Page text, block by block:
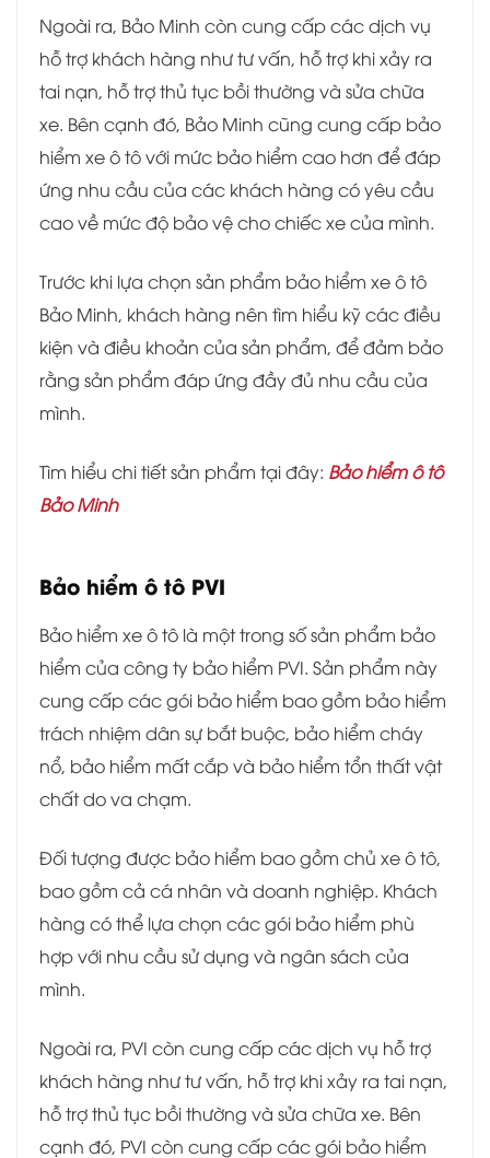
Ngoài ra, Bảo Minh còn cung cấp các dịch vụ
hỗ trợ khách hàng như tư vấn, hỗ trợ khi xảy ra
tai nạn, hỗ trợ thủ tục bồi thường và sửa chữa
xe. Bên cạnh đó, Bảo Minh cũng cung cấp bảo
hiểm xe ô tô với mức bảo hiểm cao hơn để đáp
ứng nhu cầu của các khách hàng có yêu cầu
cao về mức độ bảo vệ cho chiếc xe của mình.
Trước khi lựa chọn sản phẩm bảo hiểm xe ô tô
Bảo Minh, khách hàng nên tìm hiểu kỹ các điều
kiện và điều khoản của sản phẩm, để đảm bảo
rằng sản phẩm đáp ứng đầy đủ nhu cầu của
mình.
Tìm hiểu chi tiết sản phẩm tại đây: Bảo hiểm ô tô
Bảo Minh
Bảo hiểm ô tô PVI
Bảo hiểm xe ô tô là một trong số sản phẩm bảo
hiểm của công ty bảo hiểm PVI. Sản phẩm này
cung cấp các gói bảo hiểm bao gồm bảo hiểm
trách nhiệm dân sự bắt buộc, bảo hiểm cháy
nổ, bảo hiểm mất cắp và bảo hiểm tổn thất vật
chất do va chạm.
Đối tượng được bảo hiểm bao gồm chủ xe ô tô,
bao gồm cả cá nhân và doanh nghiệp. Khách
hàng có thể lựa chọn các gói bảo hiểm phù
hợp với nhu cầu sử dụng và ngân sách của
mình.
Ngoài ra, PVI còn cung cấp các dịch vụ hỗ trợ
khách hàng như tư vấn, hỗ trợ khi xảy ra tai nạn,
hỗ trợ thủ tục bồi thường và sửa chữa xe. Bên
cạnh đó, PVI còn cung cấp các gói bảo hiểm